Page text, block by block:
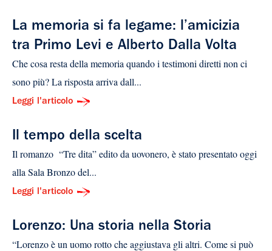
La memoria si fa legame: l’amicizia
tra Primo Levi e Alberto Dalla Volta
​Che cosa resta della memoria quando i testimoni diretti non ci
sono più? La risposta arriva dall...
Leggi l'articolo
Il tempo della scelta
Il romanzo “Tre dita” edito da uovonero, è stato presentato oggi
alla Sala Bronzo del...
Leggi l'articolo
Lorenzo: Una storia nella Storia
“Lorenzo è un uomo rotto che aggiustava gli altri. Come si può